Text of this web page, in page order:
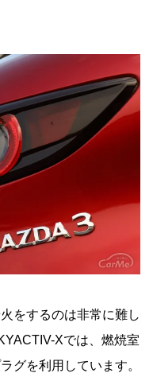
をするのは非常に難し
Xでは、燃焼室
グを利用しています。